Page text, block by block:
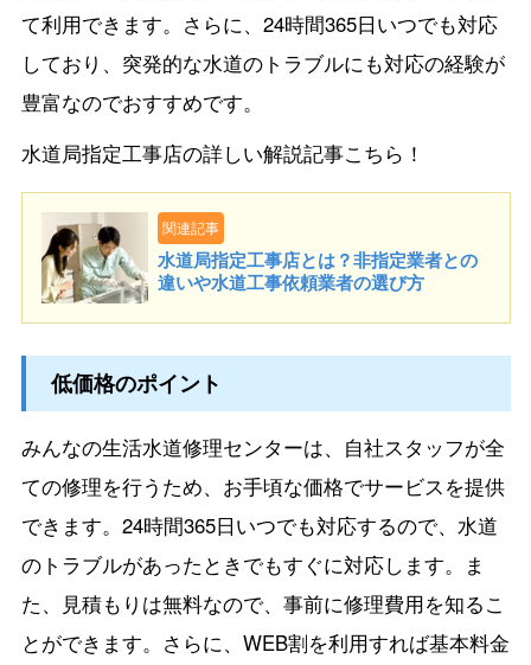
て利用できます。さらに、24時間365日いつでも対応
しており、突発的な水道のトラブルにも対応の経験が
豊富なのでおすすめです。
水道局指定工事店の詳しい解説記事こちら！
関連記事
水道局指定工事店とは？非指定業者との
違いや水道工事依頼業者の選び方
低価格のポイント
みんなの生活水道修理センターは、自社スタッフが全
ての修理を行うため、お手頃な価格でサービスを提供
できます。24時間365日いつでも対応するので、水道
のトラブルがあったときでもすぐに対応します。ま
た、見積もりは無料なので、事前に修理費用を知るこ
とができます。さらに、WEB割を利用すれば基本料金